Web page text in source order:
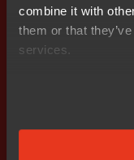
combine it with
them or that
services.
머신 코드로 변
ISA 확장의 잠